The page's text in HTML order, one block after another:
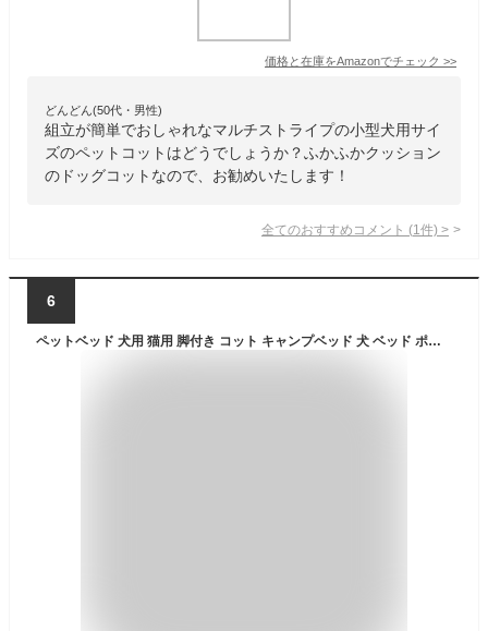
価格と在庫をAmazonでチェック >>
どんどん(50代・男性)
組立が簡単でおしゃれなマルチストライプの小型犬用サイ
ズのペットコットはどうでしょうか？ふかふかクッション
のドッグコットなので、お勧めいたします！
全てのおすすめコメント (1 件) >
6
ペットベッド 犬用 猫用 脚付き コット キャンプベッド 犬 ベッド ポータブル キャンプ 汚れ/湿気/暑さ防止 四季通用 小型犬 中型犬 大型犬 組立簡単 (S, グレー（2色）)